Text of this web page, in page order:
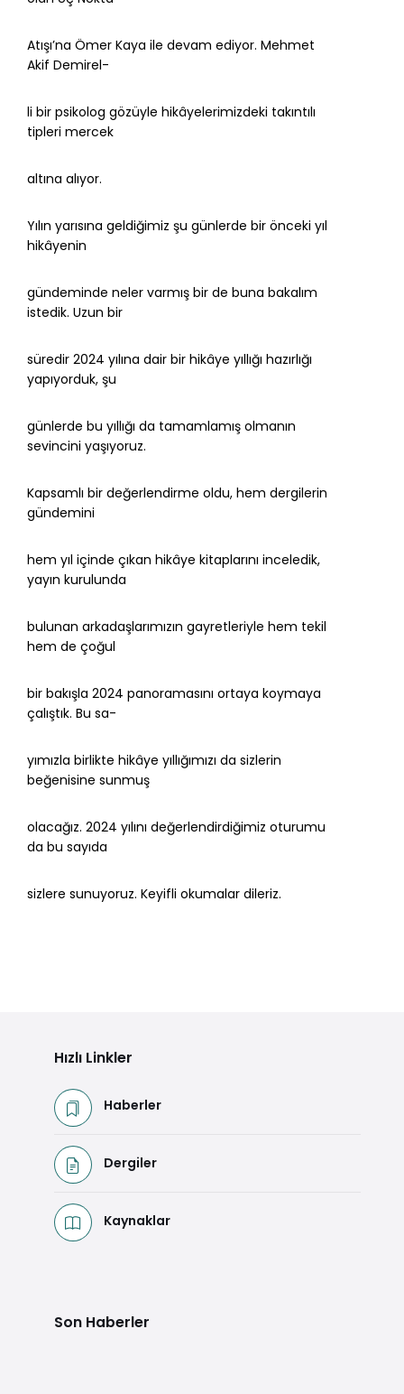
Atışı’na Ömer Kaya ile devam ediyor. Mehmet
Akif Demirel-
li bir psikolog gözüyle hikâyelerimizdeki takıntılı
tipleri mercek
altına alıyor.
Yılın yarısına geldiğimiz şu günlerde bir önceki yıl
hikâyenin
gündeminde neler varmış bir de buna bakalım
istedik. Uzun bir
süredir 2024 yılına dair bir hikâye yıllığı hazırlığı
yapıyorduk, şu
günlerde bu yıllığı da tamamlamış olmanın
sevincini yaşıyoruz.
Kapsamlı bir değerlendirme oldu, hem dergilerin
gündemini
hem yıl içinde çıkan hikâye kitaplarını inceledik,
yayın kurulunda
bulunan arkadaşlarımızın gayretleriyle hem tekil
hem de çoğul
bir bakışla 2024 panoramasını ortaya koymaya
çalıştık. Bu sa-
yımızla birlikte hikâye yıllığımızı da sizlerin
beğenisine sunmuş
olacağız. 2024 yılını değerlendirdiğimiz oturumu
da bu sayıda
sizlere sunuyoruz. Keyifli okumalar dileriz.
Hızlı Linkler
Haberler
Dergiler
Kaynaklar
Son Haberler